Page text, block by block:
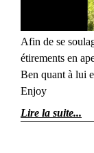
Afin de se
étirements en
Ben quant à lui
Enjoy
Lire la suite